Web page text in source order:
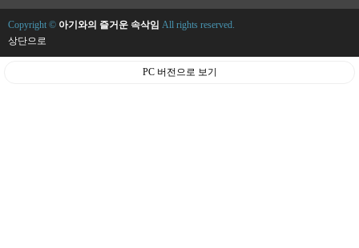
Copyright © 아기와의 즐거운 속삭임 All rights reserved.
상단으로
PC 버전으로 보기